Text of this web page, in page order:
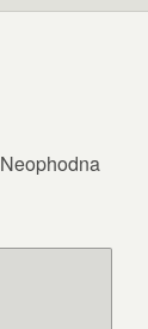
Neophodna